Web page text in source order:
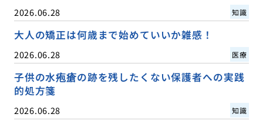
2026.06.28 知識
大人の矯正は何歳まで始めていいか雑感！
2026.06.28 医療
子供の水疱瘡の跡を残したくない保護者への実践
的処方箋
2026.06.28 知識